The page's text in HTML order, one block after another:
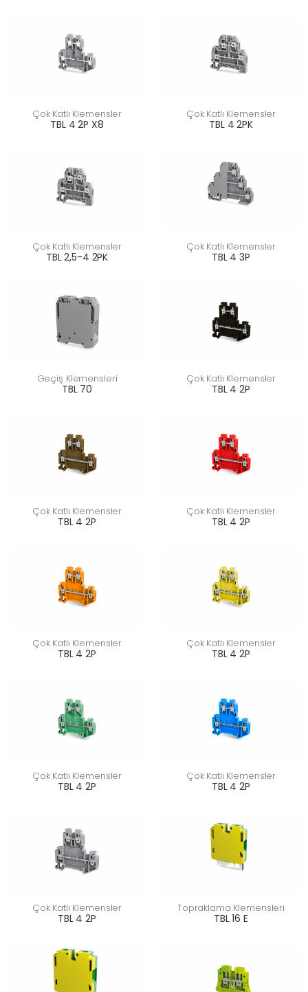
Çok Katlı Klemensler
TBL 4 2P X8
Çok Katlı Klemensler
TBL 4 2PK
Çok Katlı Klemensler
TBL 2,5-4 2PK
Çok Katlı Klemensler
TBL 4 3P
Geçiş Klemensleri
TBL 70
Çok Katlı Klemensler
TBL 4 2P
Çok Katlı Klemensler
TBL 4 2P
Çok Katlı Klemensler
TBL 4 2P
Çok Katlı Klemensler
TBL 4 2P
Çok Katlı Klemensler
TBL 4 2P
Çok Katlı Klemensler
TBL 4 2P
Çok Katlı Klemensler
TBL 4 2P
Çok Katlı Klemensler
TBL 4 2P
Topraklama Klemensleri
TBL 16 E